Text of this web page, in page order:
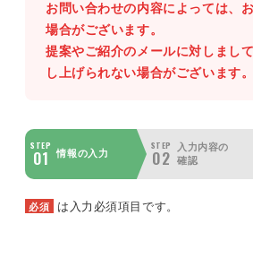
お問い合わせの内容によっては、
場合がございます。
提案やご紹介のメールに対しまし
し上げられない場合がございます。
STEP
01 情報の入力
STEP
02
入力内容の
確認
必須 は入力必須項目です。